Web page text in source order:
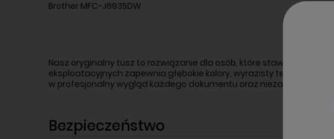
Brother MFC-J6935DW
Nasz oryginalny tusz to rozwiązanie dla osób, które stawiają na
eksploatacyjnych zapewnia głębokie kolory, wyrazisty tekst i
w profesjonalny wygląd każdego dokumentu oraz niezawodność
Bezpieczeństwo